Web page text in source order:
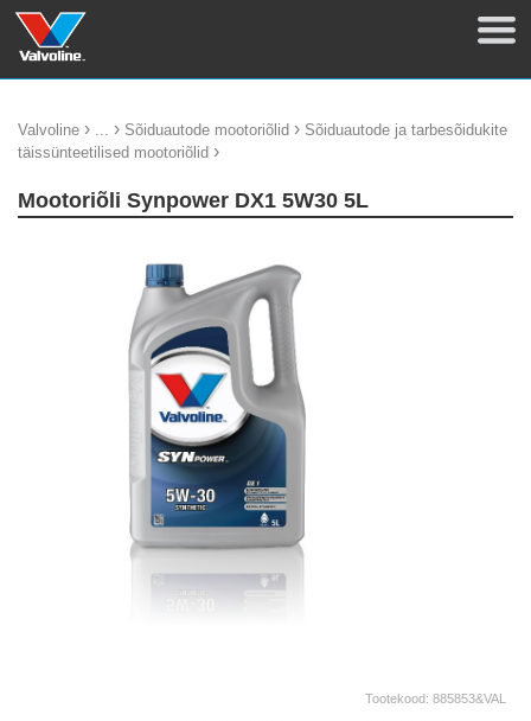
Valvoline › ... › Sõiduautode mootoriõlid › Sõiduautode ja tarbesõidukite
täissünteetilised mootoriõlid ›
Mootoriõli Synpower DX1 5W30 5L
Tootekood: 885853&VAL